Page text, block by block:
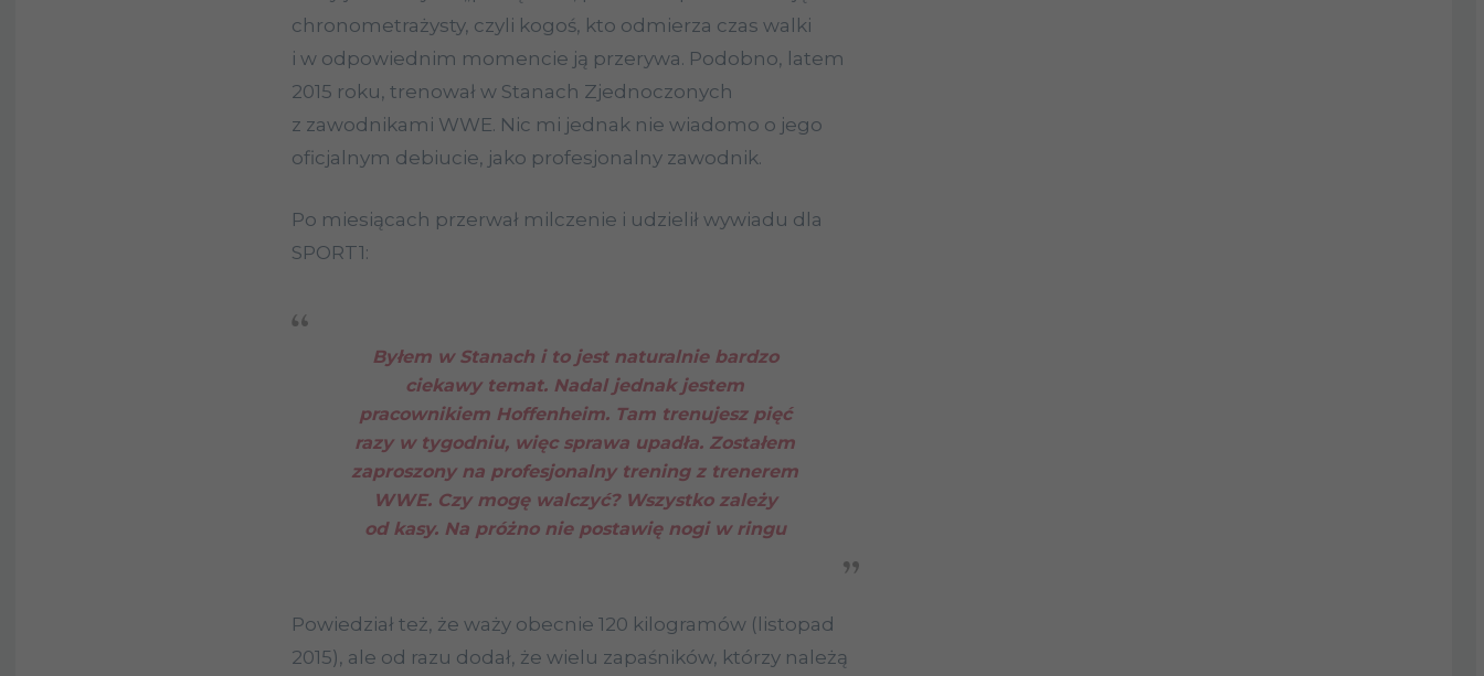
chronometrażysty, czyli kogoś, kto odmierza czas walki
i w odpowiednim momencie ją przerywa. Podobno, latem
2015 roku, trenował w Stanach Zjednoczonych
z zawodnikami WWE. Nic mi jednak nie wiadomo o jego
oficjalnym debiucie, jako profesjonalny zawodnik.
Po miesiącach przerwał milczenie i udzielił wywiadu dla
SPORT1:
Byłem w Stanach i to jest naturalnie bardzo
ciekawy temat. Nadal jednak jestem
pracownikiem Hoffenheim. Tam trenujesz pięć
razy w tygodniu, więc sprawa upadła. Zostałem
zaproszony na profesjonalny trening z trenerem
WWE. Czy mogę walczyć? Wszystko zależy
od kasy. Na próżno nie postawię nogi w ringu
Powiedział też, że waży obecnie 120 kilogramów (listopad
2015), ale od razu dodał, że wielu zapaśników, którzy należą